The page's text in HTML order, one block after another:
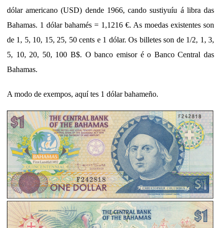
dólar americano (USD) dende 1966, cando sustiyuíu á libra das
Bahamas. 1 dólar bahamés = 1,1216 €. As moedas existentes son
de 1, 5, 10, 15, 25, 50 cents e 1 dólar. Os billetes son de 1/2, 1, 3,
5, 10, 20, 50, 100B$. O banco emisor é o Banco Central das
Bahamas.
A modo de exempos, aquí tes 1 dólar bahameño.